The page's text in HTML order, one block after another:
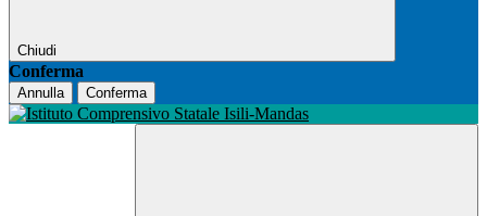
Chiudi
Conferma
Annulla Conferma